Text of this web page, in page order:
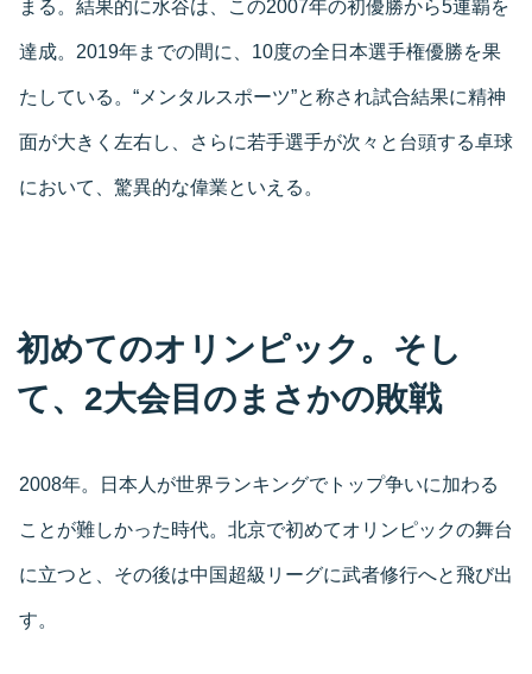
まる。結果的に水谷は、この2007年の初優勝から5連覇を
達成。2019年までの間に、10度の全日本選手権優勝を果
たしている。“メンタルスポーツ”と称され試合結果に精神
面が大きく左右し、さらに若手選手が次々と台頭する卓球
において、驚異的な偉業といえる。
初めてのオリンピック。そし
て、2大会目のまさかの敗戦
2008年。日本人が世界ランキングでトップ争いに加わる
ことが難しかった時代。北京で初めてオリンピックの舞台
に立つと、その後は中国超級リーグに武者修行へと飛び出
す。